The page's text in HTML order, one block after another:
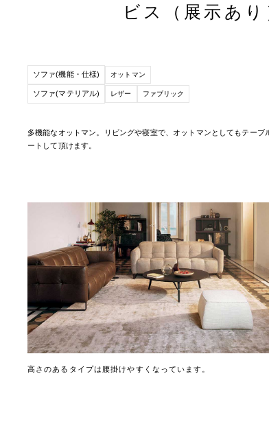
ビス（展示あり
ソファ(機能・仕様) オットマン
ソファ(マテリアル) レザー ファブリック
多機能なオットマン。リビングや寝室で、オットマンとしてもテー
ートして頂けます。
高さのあるタイプは腰掛けやすくなっています。